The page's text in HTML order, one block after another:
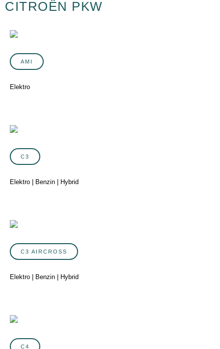
CITROËN PKW
AMI
Elektro
C3
Elektro | Benzin | Hybrid
C3 AIRCROSS
Elektro | Benzin | Hybrid
C4